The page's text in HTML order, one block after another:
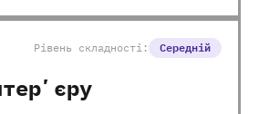
Рівень складності: Середній